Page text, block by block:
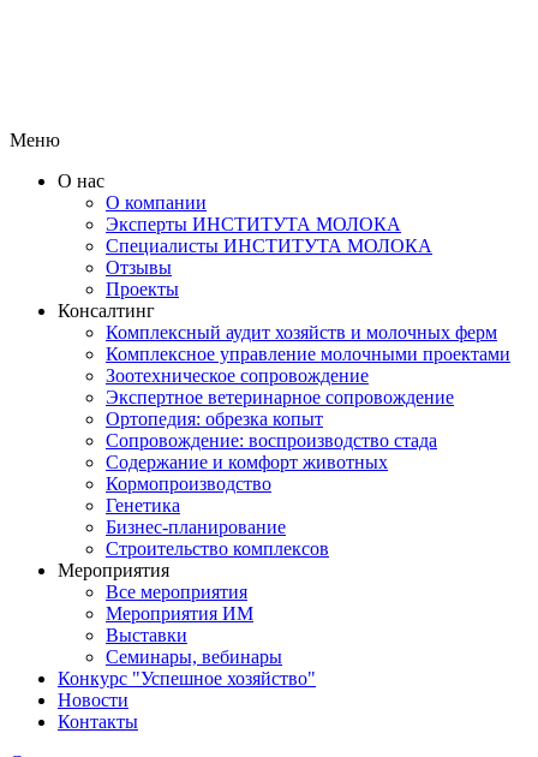
Меню
О нас
О компании
Эксперты ИНСТИТУТА МОЛОКА
Специалисты ИНСТИТУТА МОЛОКА
Отзывы
Проекты
Консалтинг
Комплексный аудит хозяйств и молочных ферм
Комплексное управление молочными проектами
Зоотехническое сопровождение
Экспертное ветеринарное сопровождение
Ортопедия: обрезка копыт
Сопровождение: воспроизводство стада
Содержание и комфорт животных
Кормопроизводство
Генетика
Бизнес-планирование
Строительство комплексов
Мероприятия
Все мероприятия
Мероприятия ИМ
Выставки
Семинары, вебинары
Конкурс "Успешное хозяйство"
Новости
Контакты